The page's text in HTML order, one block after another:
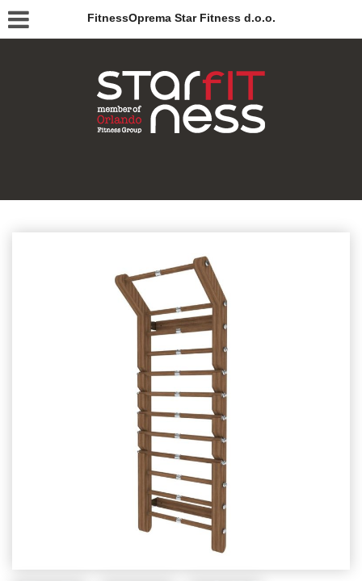
FitnessOprema Star Fitness d.o.o.